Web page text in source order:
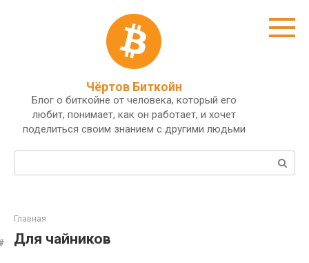
Чёртов Биткойн
Блог о биткойне от человека, который его
любит, понимает, как он работает, и хочет
поделиться своим знанием с другими людьми
Поиск:
Главная
Для чайников